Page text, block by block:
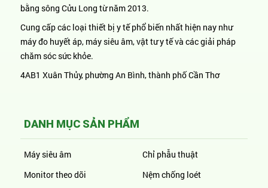
bằng sông Cửu Long từ năm 2013.
Cung cấp các loại thiết bị y tế phổ biến nhất hiện nay như
máy đo huyết áp, máy siêu âm, vật tư y tế và các giải pháp
chăm sóc sức khỏe.
4AB1 Xuân Thủy, phường An Bình, thành phố Cần Thơ
DANH MỤC SẢN PHẨM
Máy siêu âm
Monitor theo dõi
Chỉ phẫu thuật
Nệm chống loét